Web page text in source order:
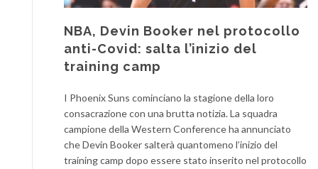
NBA, Devin Booker nel protocollo
anti-Covid: salta l’inizio del
training camp
I Phoenix Suns cominciano la stagione della loro
consacrazione con una brutta notizia. La squadra
campione della Western Conference ha annunciato
che Devin Booker salterà quantomeno l’inizio del
training camp dopo essere stato inserito nel protocollo